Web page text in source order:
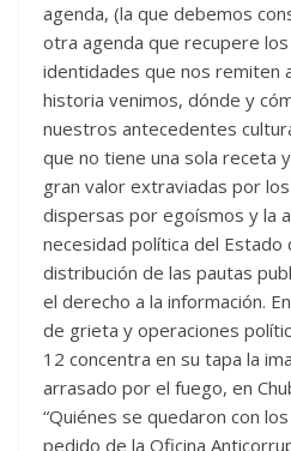
agenda, (la que debemos
otra agenda que recupere
identidades que nos remiten
historia venimos, dónde y
nuestros antecedentes
que no tiene una sola receta
gran valor extraviadas por
dispersas por egoísmos y la
necesidad política del
distribución de las pautas
el derecho a la información.
de grieta y operaciones
12 concentra en su tapa la
arrasado por el fuego, en
“Quiénes se quedaron con
pedido de la Oficina